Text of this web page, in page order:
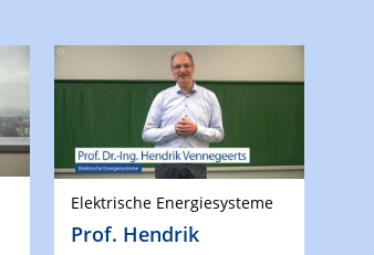
Elektrische Energiesysteme
Prof. Hendrik